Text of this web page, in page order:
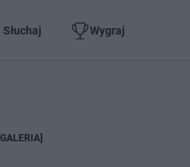
Słuchaj Wygraj